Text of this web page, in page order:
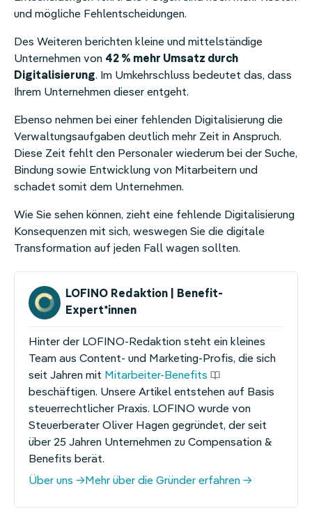
und mögliche Fehlentscheidungen.
Des Weiteren berichten kleine und mittelständige
Unternehmen von 42 % mehr Umsatz durch
Digitalisierung. Im Umkehrschluss bedeutet das, dass
Ihrem Unternehmen dieser entgeht.
Ebenso nehmen bei einer fehlenden Digitalisierung die
Verwaltungsaufgaben deutlich mehr Zeit in Anspruch.
Diese Zeit fehlt den Personaler wiederum bei der Suche,
Bindung sowie Entwicklung von Mitarbeitern und
schadet somit dem Unternehmen.
Wie Sie sehen können, zieht eine fehlende Digitalisierung
Konsequenzen mit sich, weswegen Sie die digitale
Transformation auf jeden Fall wagen sollten.
LOFINO Redaktion | Benefit-
Expert*innen
Hinter der LOFINO-Redaktion steht ein kleines
Team aus Content- und Marketing-Profis, die sich
seit Jahren mit Mitarbeiter-Benefits
beschäftigen. Unsere Artikel entstehen auf Basis
steuerrechtlicher Praxis. LOFINO wurde von
Steuerberater Oliver Hagen gegründet, der seit
über 25 Jahren Unternehmen zu Compensation &
Benefits berät.
Über uns
Mehr über die Gründer erfahren